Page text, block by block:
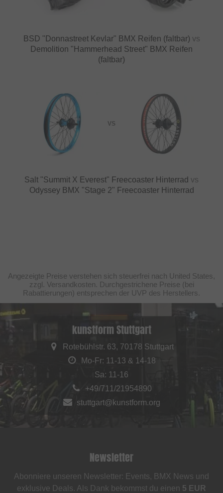
BSD "Donnastreet Kevlar" BMX Reifen (faltbar) vs
Demolition "Hammerhead Street" BMX Reifen
(faltbar)
VS
Salt "Summit X Everest" Freecoaster Hinterrad vs
Odyssey BMX "Stage 2" Freecoaster Hinterrad
Angezeigte Preise verstehen sich steuerfrei nach United States,
zzgl. Versandkosten. Durchgestrichene Preise (bei
Rabattierungen) entsprechen der UVP des Herstellers.
kunstform Stuttgart
Rotebühlstr. 63, 70178 Stuttgart
Mo-Fr: 11-13 & 14-18
Sa: 11-16
+49/711/21954890
stuttgart@kunstform.org
Newsletter
Abonniere unseren Newsletter: Events, BMX News und
exklusive Deals. Als Dank bekommst du einen 5 EUR